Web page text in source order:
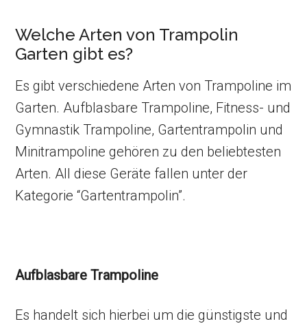
Welche Arten von Trampolin
Garten gibt es?
Es gibt verschiedene Arten von Trampoline im
Garten. Aufblasbare Trampoline, Fitness- und
Gymnastik Trampoline, Gartentrampolin und
Minitrampoline gehören zu den beliebtesten
Arten. All diese Geräte fallen unter der
Kategorie “Gartentrampolin”.
Aufblasbare Trampoline
Es handelt sich hierbei um die günstigste und